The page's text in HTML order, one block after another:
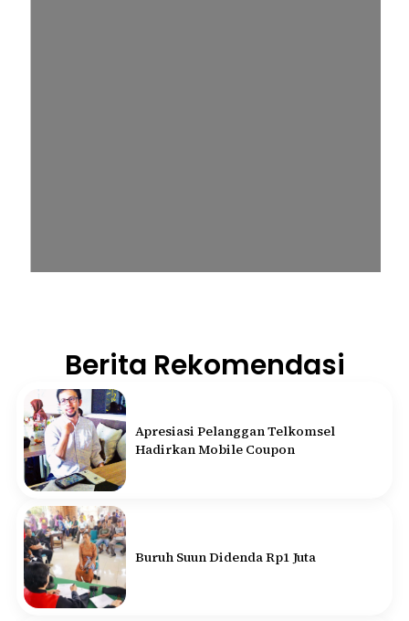
Berita Rekomendasi
Apresiasi Pelanggan Telkomsel
Hadirkan Mobile Coupon
Buruh Suun Didenda Rp1 Juta